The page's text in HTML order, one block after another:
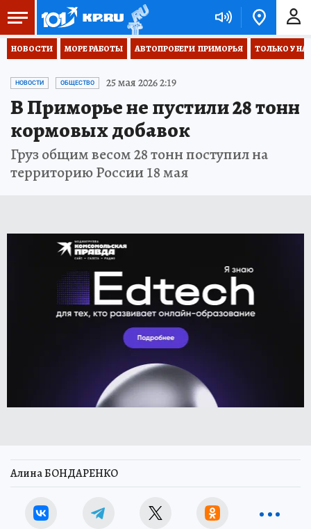
НОВОСТИ МОРЕ РАБОТЫ АВТОПРОБЕГИ  ПРИМОРЬЯ ТОЛЬКО У
НОВОСТИ ОБЩЕСТВО 25 мая 2026 2:19
В Приморье не пустили 28 тонн
кормовых добавок
Груз общим весом 28 тонн поступил на
территорию России 18 мая
Алина БОНДАРЕНКО